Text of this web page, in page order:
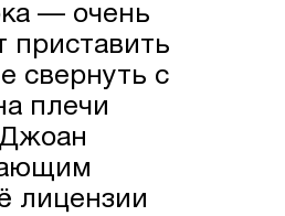
— очень
приставить
свернуть с
плечи
лицензии